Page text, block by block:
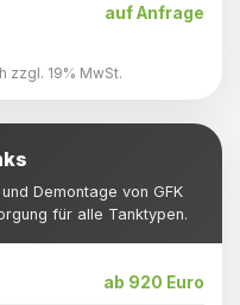
auf Anfrage
zzgl. 19% MwSt.
Demontage von GFK
für alle Tanktypen.
ab 920 Euro